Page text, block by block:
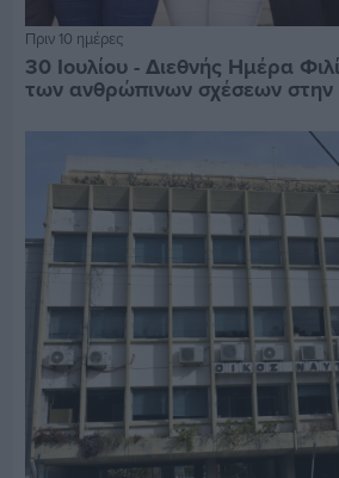
Πριν 10 ημέρες
30 Ιουλίου - Διεθνής Ημέρα
των ανθρώπινων σχέσεων στην